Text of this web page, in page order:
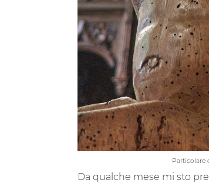
Particolare
Da qualche mese mi sto